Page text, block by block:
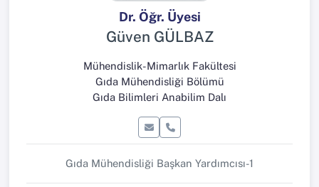
Dr. Öğr. Üyesi
Güven GÜLBAZ
Mühendislik-Mimarlık Fakültesi
Gıda Mühendisliği Bölümü
Gıda Bilimleri Anabilim Dalı
Gıda Mühendisliği Başkan Yardımcısı-1